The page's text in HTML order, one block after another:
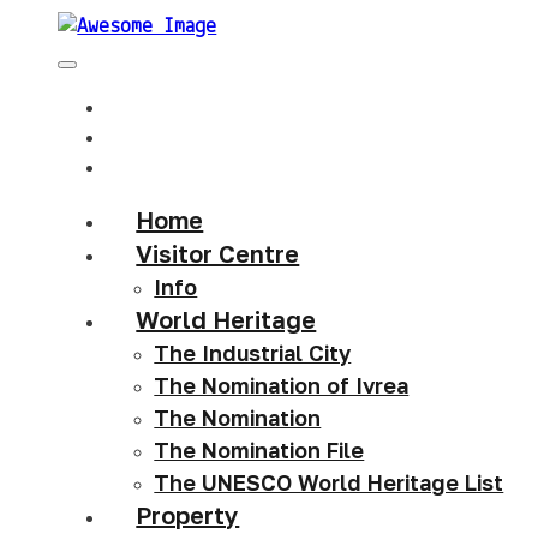
Home
Visitor Centre
Info
World Heritage
The Industrial City
The Nomination of Ivrea
The Nomination
The Nomination File
The UNESCO World Heritage List
Property